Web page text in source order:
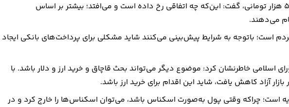
هم در قالب تراول‌های یک میلیونی و ۵۰۰ هزار تومانی، گفت: این‌‌که چه اتفاقی رخ داده است و می‌افتد؛ بیشتر بر اساس
می‌دهند.
است؛ باتوجه به شرایط پیش‌بینی می‌کنند شاید مشکلی برای پرداخت‌های بانکی ایجاد
خاطرنشان کرد: موضوع دیگر می‌تواند بحث قاچاق و خرید ارز و دلار باشد. با
آزاد کاهش یافت، شاید این اقدام برای خرید ارز باشد.
است؛ چراکه وقتی پول به‌صورت اسکناس باشد، می‌توان اسکناس‌ها را خارج کرد و در